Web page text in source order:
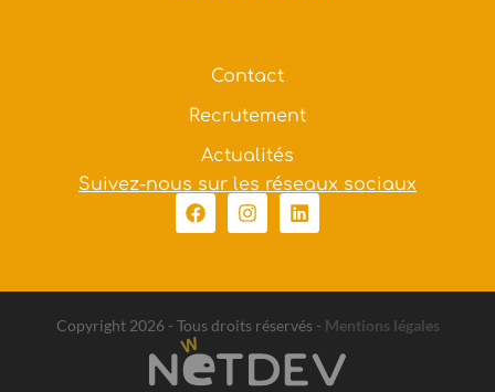
Contact
Recrutement
Actualités
Suivez-nous sur les réseaux sociaux
Copyright 2026 - Tous droits réservés - Mentions légales